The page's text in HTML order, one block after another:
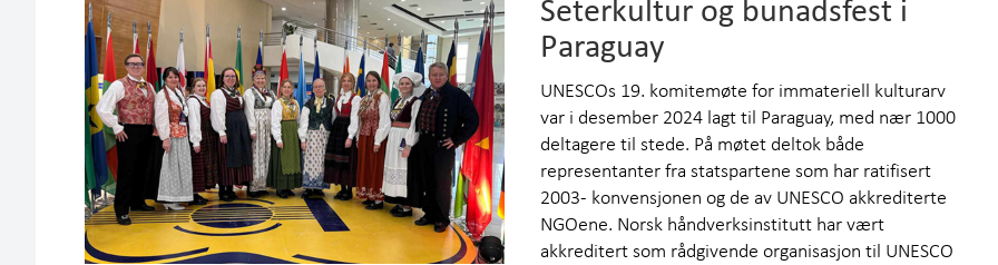
Om
Seterkultur og bunadsfest i
Paraguay
UNESCOs 19. komitemøte for immateriell kulturarv
var i desember 2024 lagt til Paraguay, med nær 1000
deltagere til stede. På møtet deltok både
representanter fra statspartene som har ratifisert
2003- konvensjonen og de av UNESCO akkrediterte
NGOene. Norsk håndverksinstitutt har vært
akkreditert som rådgivende organisasjon til UNESCO